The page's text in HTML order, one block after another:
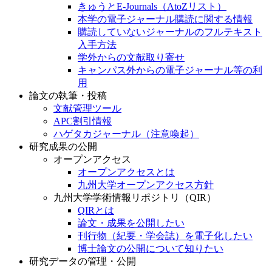
きゅうとE-Journals（AtoZリスト）
本学の電子ジャーナル購読に関する情報
購読していないジャーナルのフルテキスト
入手方法
学外からの文献取り寄せ
キャンパス外からの電子ジャーナル等の利
用
論文の執筆・投稿
文献管理ツール
APC割引情報
ハゲタカジャーナル（注意喚起）
研究成果の公開
オープンアクセス
オープンアクセスとは
九州大学オープンアクセス方針
九州大学学術情報リポジトリ（QIR）
QIRとは
論文・成果を公開したい
刊行物（紀要・学会誌）を電子化したい
博士論文の公開について知りたい
研究データの管理・公開